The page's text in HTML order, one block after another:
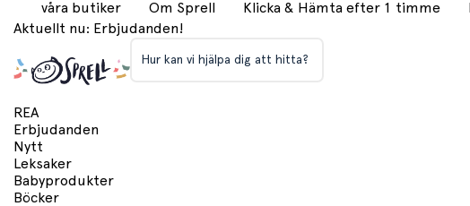
våra butiker Om Sprell Klicka & Hämta efter 1 timme
Aktuellt nu: Erbjudanden!
Hur kan vi hjälpa dig att hitta?
REA
Erbjudanden
Nytt
Leksaker
Babyprodukter
Böcker